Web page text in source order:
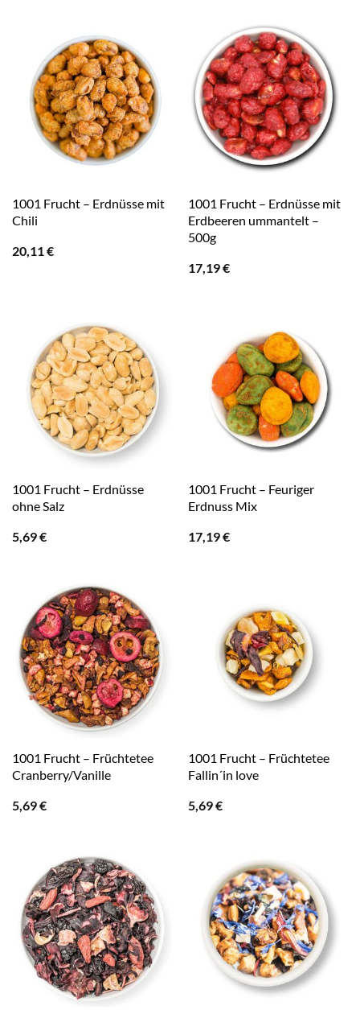
1001 Frucht – Erdnüsse mit
Chili
20,11 €
1001 Frucht – Erdnüsse mit
Erdbeeren ummantelt –
500g
17,19€
1001 Frucht – Erdnüsse
ohne Salz
5,69€
1001 Frucht – Feuriger
Erdnuss Mix
17,19€
1001 Frucht – Früchtetee
Cranberry/Vanille
5,69€
1001 Frucht – Früchtetee
Fallin´in love
5,69€